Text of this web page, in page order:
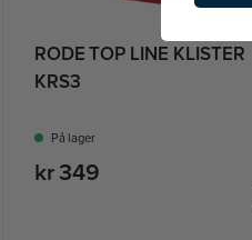
RODE TOP LINE KLISTER
KRS3
På lager
kr 349